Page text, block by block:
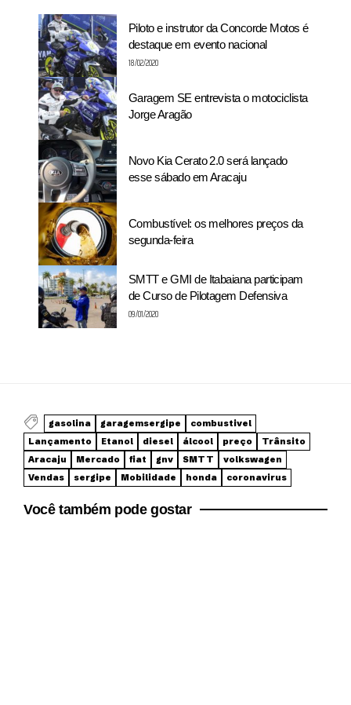
Piloto e instrutor da Concorde Motos é
destaque em evento nacional
18/02/2020
Garagem SE entrevista o motociclista
Jorge Aragão
Novo Kia Cerato 2.0 será lançado
esse sábado em Aracaju
Combustível: os melhores preços da
segunda-feira
SMTT e GMI de Itabaiana participam
de Curso de Pilotagem Defensiva
09/01/2020
gasolina garagemsergipe
combustivel
Lançamento
Etanol diesel álcool preço
Trânsito
Aracaju
Mercado fiat gnv SMTT
volkswagen
Vendas
sergipe Mobilidade honda coronavirus
Você também pode gostar